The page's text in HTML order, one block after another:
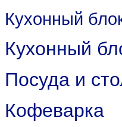
Кухонный
Кухонный
Посуда и
Кофеварка